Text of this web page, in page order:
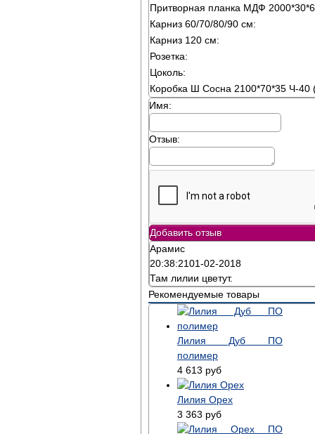
Притворная планка МДФ
Карниз 60/70/80/90 см:
Карниз 120 см:
Розетка:
Цоколь:
Коробка Ш Сосна 2100*70*35 Ч-40
Имя:
Отзыв:
Добавить отзыв
Арамис
20:38:2101-02-2018
Там лилии цветут.
Рекомендуемые товары
Лилия Дуб ПО
полимер
4 613 руб
Лилия Орех
3 363 руб